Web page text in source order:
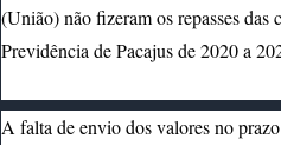
(União) não fizeram os repasses
Previdência de Pacajus de 2020 a
A falta de envio dos valores no